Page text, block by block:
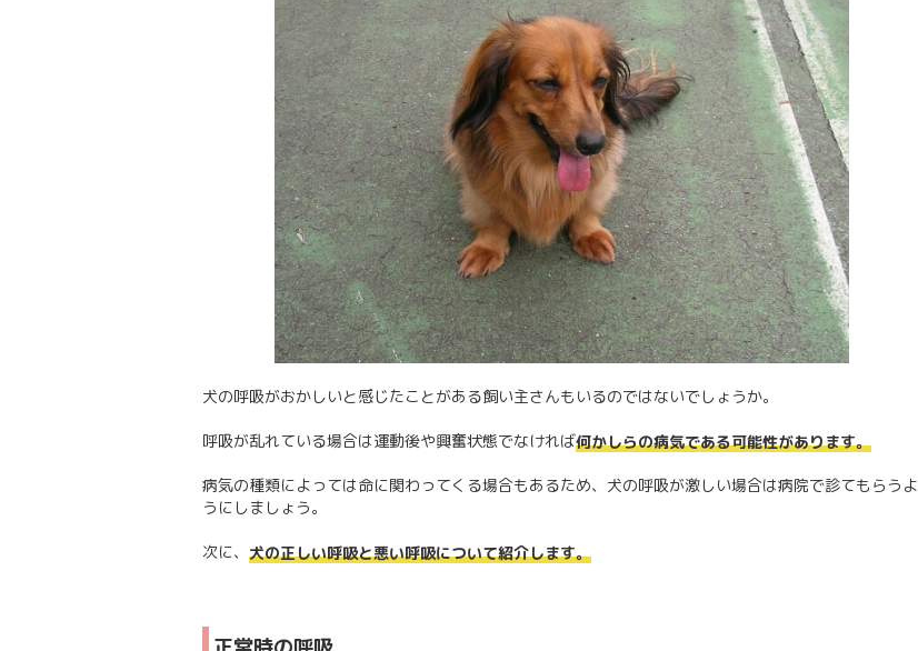
犬の呼吸がおかしいと感じたことがある飼い主さんもいるのではないでしょうか。
呼吸が乱れている場合は運動後や興奮状態でなければ何かしらの病気である可能性があります。
病気の種類によっては命に関わってくる場合もあるため、犬の呼吸が激しい場合は病院で診てもらうよ
うにしましょう。
次に、 犬の正しい呼吸と悪い呼吸について紹介します。